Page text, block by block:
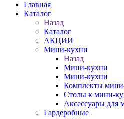
Главная
Каталог
Назад
Каталог
АКЦИИ
Мини-кухни
Назад
Мини-кухни
Мини-кухни
Комплекты
Столы к мини-
Аксессуары для
Гардеробные